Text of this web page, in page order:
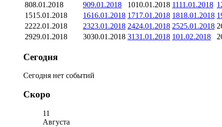
808.01.2018 909.01.2018 1010.01.2018 1111.01.2018
1515.01.2018 1616.01.2018 1717.01.2018 1818.01.2018
2222.01.2018 2323.01.2018 2424.01.2018 2525.01.2018
2929.01.2018 3030.01.2018 3131.01.2018 101.02.2018 2
Сегодня
Сегодня нет событий
Скоро
11
Августа